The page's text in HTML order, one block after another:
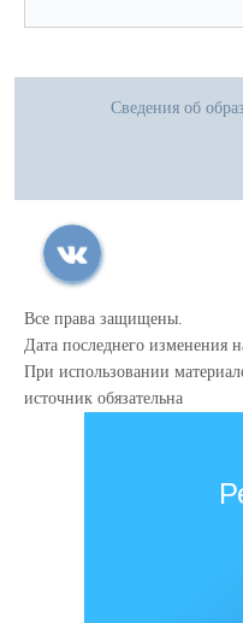
Сведения об
Все права защищены.
Дата последнего изменения
При использовании
источник обязательна